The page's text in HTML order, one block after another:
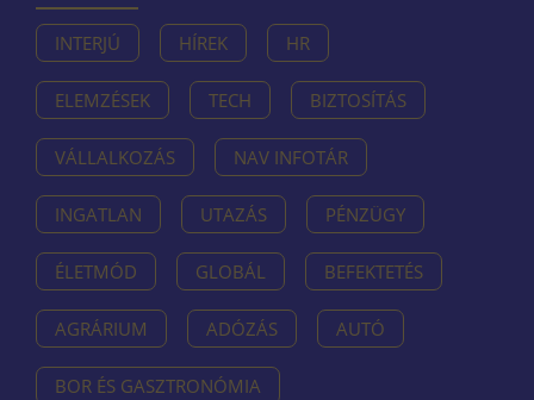
INTERJÚ HÍREK HR
ELEMZÉSEK TECH BIZTOSÍTÁS
VÁLLALKOZÁS NAV INFOTÁR
INGATLAN UTAZÁS PÉNZÜGY
ÉLETMÓD GLOBÁL BEFEKTETÉS
AGRÁRIUM ADÓZÁS AUTÓ
BOR ÉS GASZTRONÓMIA